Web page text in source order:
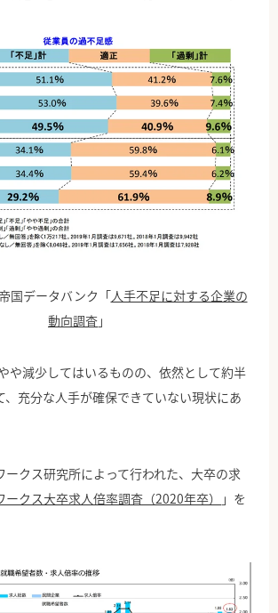
国データバンク「人手不足に対する企業の
動向調査 」
や減少してはいるものの、依然として約半
、充分な人手が確保できていない現状にあ
ークス研究所によって行われた、大卒の求
ークス大卒求人倍率調査（2020年卒）
」を